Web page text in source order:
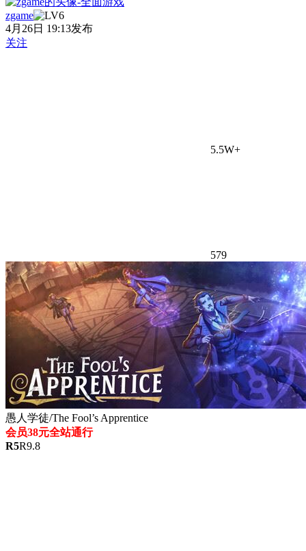
zgame
4月26日 19:13发布
关注
5.5W+
579
愚人学徒/The Fool’s Apprentice
会员38元全站通行
R5R9.8